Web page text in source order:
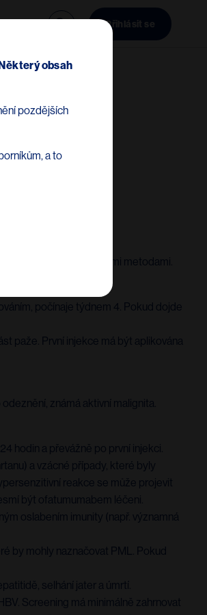
Přihlásit se
nebo zobrazovacími metodami.
počínaje týdnem 4. Pokud dojde
paže. První injekce má být aplikována
známá aktivní malignita.
hodin a převážně po první injekci.
a vzácné případy, které byly
reakce se může projevit
být ofatumumabem léčeni.
oslabením imunity (např. významná
by mohly naznačovat PML. Pokud
selhání jater a úmrtí.
Screening má minimálně zahrnovat
obsah
pozdějších
a to